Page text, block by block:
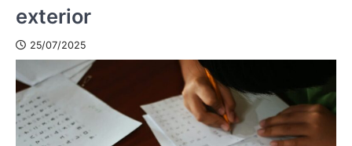
exterior
25/07/2025